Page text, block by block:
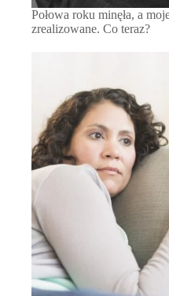
Połowa roku minęła, a
zrealizowane. Co teraz?